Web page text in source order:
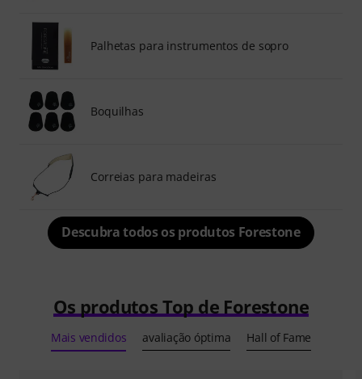
Palhetas para instrumentos de sopro
Boquilhas
Correias para madeiras
Descubra todos os produtos Forestone
Os produtos Top de Forestone
Mais vendidos avaliação óptima Hall of Fame